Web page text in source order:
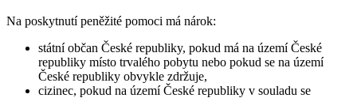
Na poskytnutí peněžité pomoci má nárok:
státní občan České republiky, pokud má na území České
republiky místo trvalého pobytu nebo pokud se na území
České republiky obvykle zdržuje,
cizinec, pokud na území České republiky v souladu se